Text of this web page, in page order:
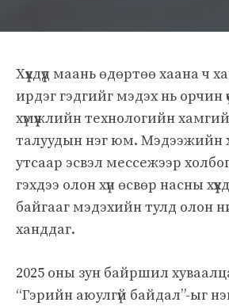
Хүүхдүүд маань өдөртөө хаана ч
ирдэг гэдгийг мэдэх нь орчин
хүмүүжлийн технологийн
талуудын нэг юм. Мэдээжийн
утсаар эсвэл мессежээр
гэхдээ олон хүн өсвөр насны
байгааг мэдэхийн тулд олон
ханддаг.
2025 оны зун байршил
“Гэрийн аюулгүй байдал”-ыг